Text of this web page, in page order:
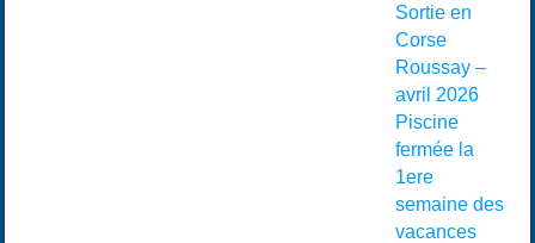
Sortie en
Corse
Roussay –
avril 2026
Piscine
fermée la
1ere
semaine des
vacances